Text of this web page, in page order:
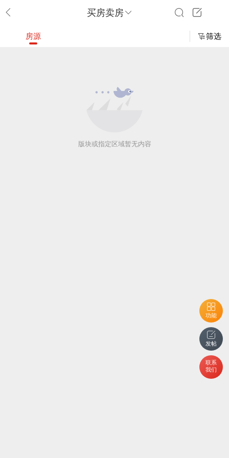
买房卖房
功能
发帖
联系
我们
房源 筛选
版块或指定区域暂无内容